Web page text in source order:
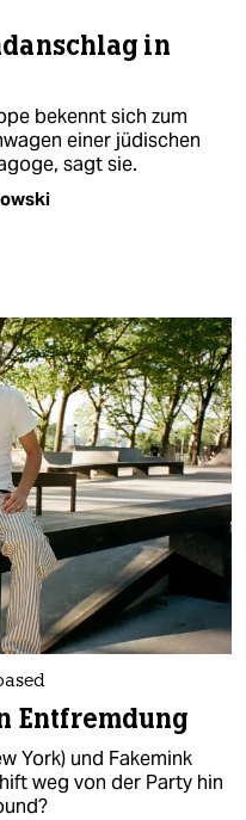
in
bekennt sich zum
einer jüdischen
sagt sie.
Entfremdung
York) und Fakemink
weg von der Party hin